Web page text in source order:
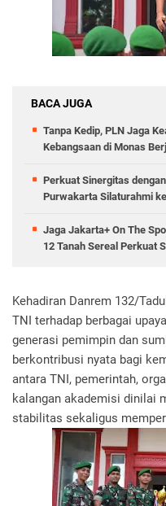
BACA JUGA
Tanpa Kedip, PLN Jaga
Kebangsaan di Monas
Perkuat Sinergitas
Purwakarta Silaturahmi
Jaga Jakarta+ On The
12 Tanah Sereal Perkuat
Kehadiran Danrem 132/
TNI terhadap berbagai
generasi pemimpin dan
berkontribusi nyata bagi
antara TNI, pemerintah,
kalangan akademisi dinilai
stabilitas sekaligus